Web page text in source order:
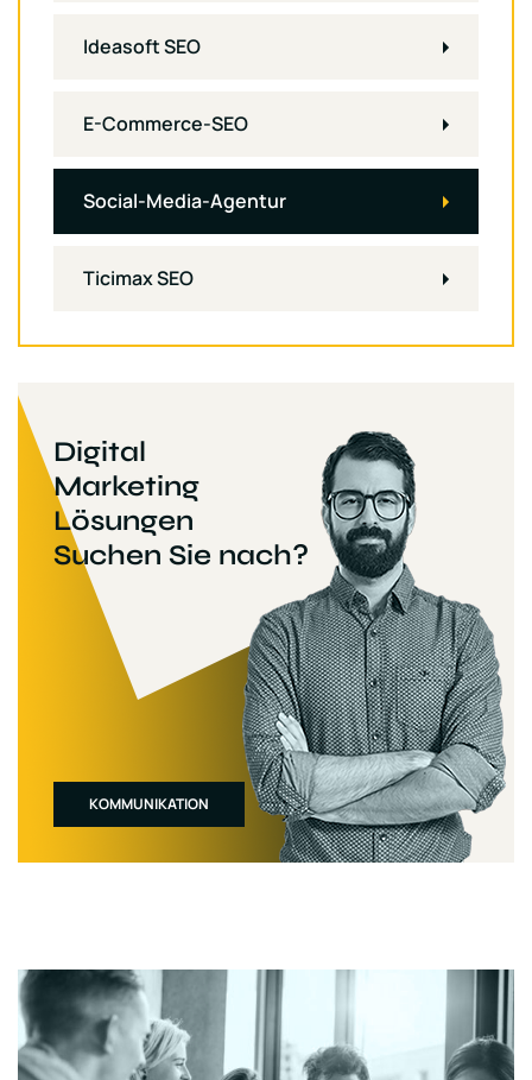
Ideasoft SEO
E-Commerce-SEO
Social-Media-Agentur
Ticimax SEO
Digital
Marketing
Lösungen
Suchen Sie nach?
KOMMUNIKATION